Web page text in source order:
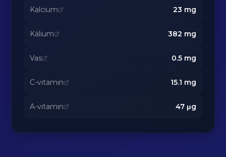
Kalcium 23 mg
Kálium 382 mg
Vas 0.5mg
C-vitamin 15.1 mg
A-vitamin 47μg